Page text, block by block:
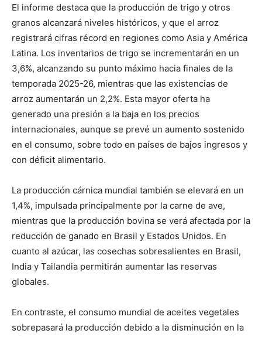
El informe destaca que la producción de trigo y otros
granos alcanzará niveles históricos, y que el arroz
registrará cifras récord en regiones como Asia y América
Latina. Los inventarios de trigo se incrementarán en un
3,6%, alcanzando su punto máximo hacia finales de la
temporada 2025-26, mientras que las existencias de
arroz aumentarán un 2,2%. Esta mayor oferta ha
generado una presión a la baja en los precios
internacionales, aunque se prevé un aumento sostenido
en el consumo, sobre todo en países de bajos ingresos y
con déficit alimentario.
La producción cárnica mundial también se elevará en un
1,4%, impulsada principalmente por la carne de ave,
mientras que la producción bovina se verá afectada por la
reducción de ganado en Brasil y Estados Unidos. En
cuanto al azúcar, las cosechas sobresalientes en Brasil,
India y Tailandia permitirán aumentar las reservas
globales.
En contraste, el consumo mundial de aceites vegetales
sobrepasará la producción debido a la disminución en la